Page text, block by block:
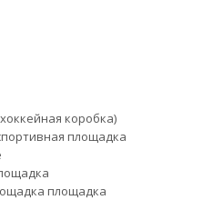
коробка)
площадка
площадка